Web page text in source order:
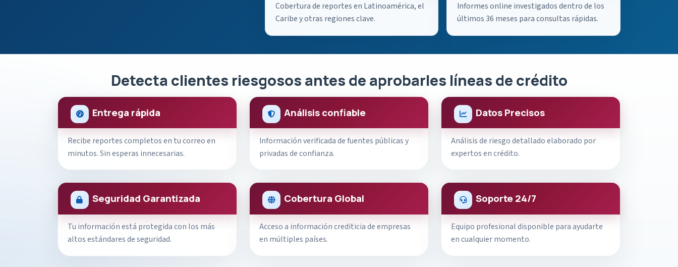
Cobertura de reportes en Latinoamérica, el
Caribe y otras regiones clave.
Informes online investigados dentro de los
últimos 36 meses para consultas rápidas.
Detecta clientes riesgosos antes de aprobarles líneas de crédito
Entrega rápida
Recibe reportes completos en tu correo en
minutos. Sin esperas innecesarias.
Análisis confiable
Información verificada de fuentes públicas y
privadas de confianza.
Datos Precisos
Análisis de riesgo detallado elaborado por
expertos en crédito.
Seguridad Garantizada
Tu información está protegida con los más
altos estándares de seguridad.
Cobertura Global
Acceso a información crediticia de empresas
en múltiples países.
Soporte 24/7
Equipo profesional disponible para ayudarte
en cualquier momento.